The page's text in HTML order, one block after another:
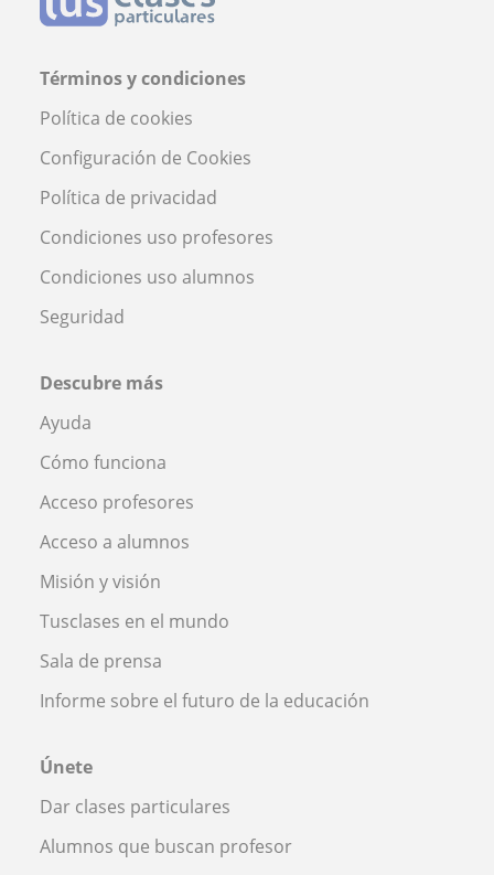
Términos y condiciones
Política de cookies
Configuración de Cookies
Política de privacidad
Condiciones uso profesores
Condiciones uso alumnos
Seguridad
Descubre más
Ayuda
Cómo funciona
Acceso profesores
Acceso a alumnos
Misión y visión
Tusclases en el mundo
Sala de prensa
Informe sobre el futuro de la educación
Únete
Dar clases particulares
Alumnos que buscan profesor